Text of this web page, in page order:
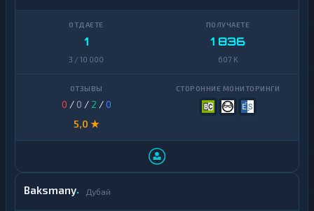
1
3 / 10 000
1 836
607 K
0 / 0 / 2 /0
5,0 ★
Baksmany Дубай